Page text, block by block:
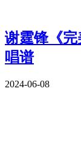
谢霆锋《
唱谱
2024-06-08